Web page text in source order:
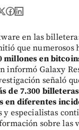
en las
que numerosos
millones en
informó Galaxy
señaló
de 7.300
en diferentes
y especialistas
sobre las